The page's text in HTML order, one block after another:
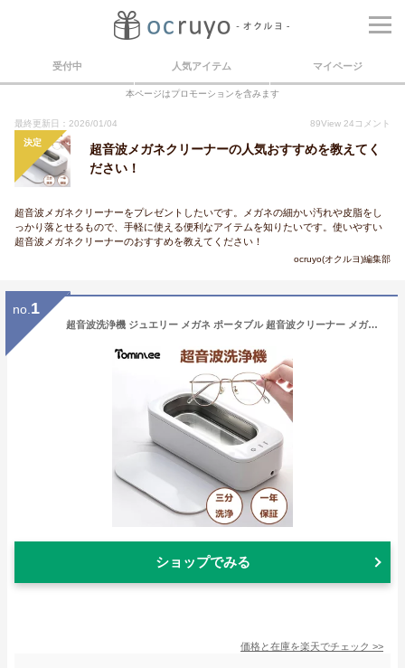
受付中 人気アイテム マイページ
本ページはプロモーションを含みます
最終更新日：2026/01/04 89View 24 コメント
決定
超音波メガネクリーナーの人気おすすめを教えてく
ださい！
超音波メガネクリーナーをプレゼントしたいです。メガネの細かい汚れや皮脂をし
っかり落とせるもので、手軽に使える便利なアイテムを知りたいです。使いやすい
超音波メガネクリーナーのおすすめを教えてください！
ocruyo(オクルヨ)編集部
no. 1
超音波洗浄機 ジュエリー メガネ ポータブル 超音波クリーナー メガネ洗浄機 超音波 メガネクリーナー アクセサリー 時計 歯ブラシ350ml 大容量47000Hz 眼鏡 貴金属 ジュエリー 金属 眼鏡洗浄機 メガネクリーナー (ホワイト)
ショップでみる
価格と在庫を楽天でチェック >>